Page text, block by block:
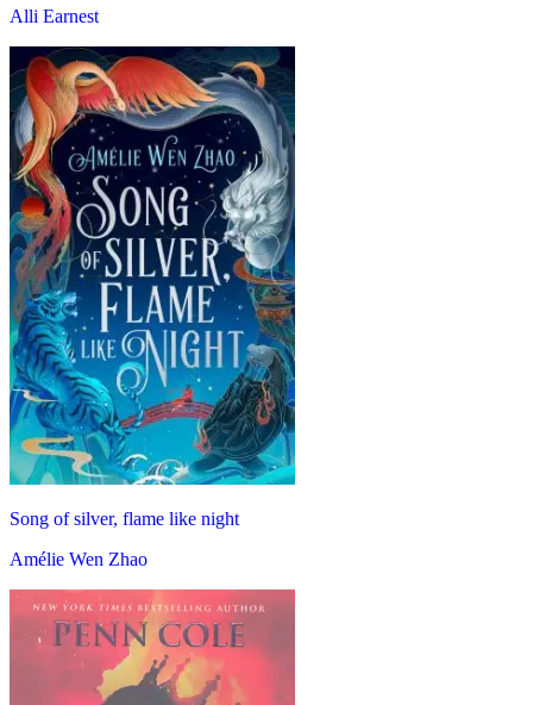
Alli Earnest
Song of silver, flame like night
Amélie Wen Zhao